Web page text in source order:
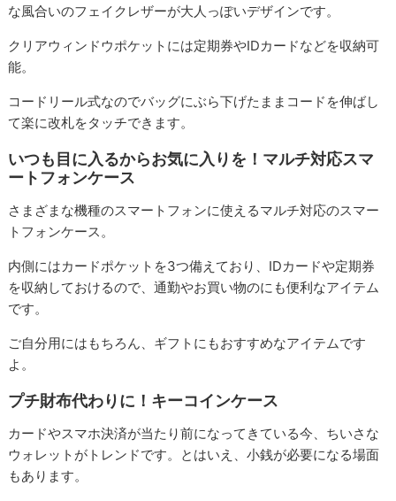
な風合いのフェイクレザーが大人っぽいデザインです。
クリアウィンドウポケットには定期券やIDカードなどを収納可
能。
コードリール式なのでバッグにぶら下げたままコードを伸ばし
て楽に改札をタッチできます。
いつも目に入るからお気に入りを！マルチ対応スマ
ートフォンケース
さまざまな機種のスマートフォンに使えるマルチ対応のスマー
トフォンケース。
内側にはカードポケットを3つ備えており、IDカードや定期券
を収納しておけるので、通勤やお買い物のにも便利なアイテム
です。
ご自分用にはもちろん、ギフトにもおすすめなアイテムです
よ。
プチ財布代わりに！キーコインケース
カードやスマホ決済が当たり前になってきている今、ちいさな
ウォレットがトレンドです。とはいえ、小銭が必要になる場面
もあります。